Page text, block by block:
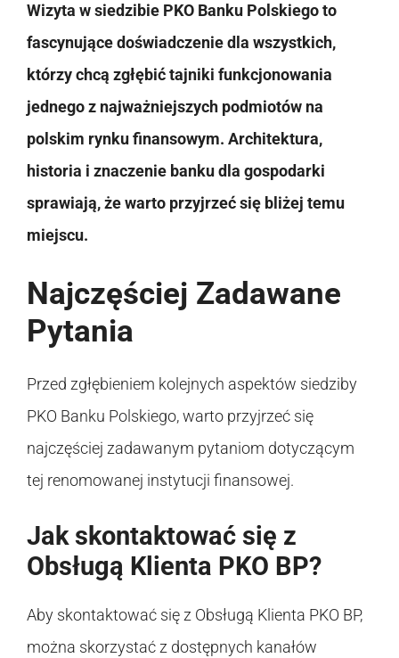
Wizyta w siedzibie PKO Banku Polskiego to
fascynujące doświadczenie dla wszystkich,
którzy chcą zgłębić tajniki funkcjonowania
jednego z najważniejszych podmiotów na
polskim rynku finansowym. Architektura,
historia i znaczenie banku dla gospodarki
sprawiają, że warto przyjrzeć się bliżej temu
miejscu.
Najczęściej Zadawane
Pytania
Przed zgłębieniem kolejnych aspektów siedziby
PKO Banku Polskiego, warto przyjrzeć się
najczęściej zadawanym pytaniom dotyczącym
tej renomowanej instytucji finansowej.
Jak skontaktować się z
Obsługą Klienta PKO BP?
Aby skontaktować się z Obsługą Klienta PKO BP,
można skorzystać z dostępnych kanałów